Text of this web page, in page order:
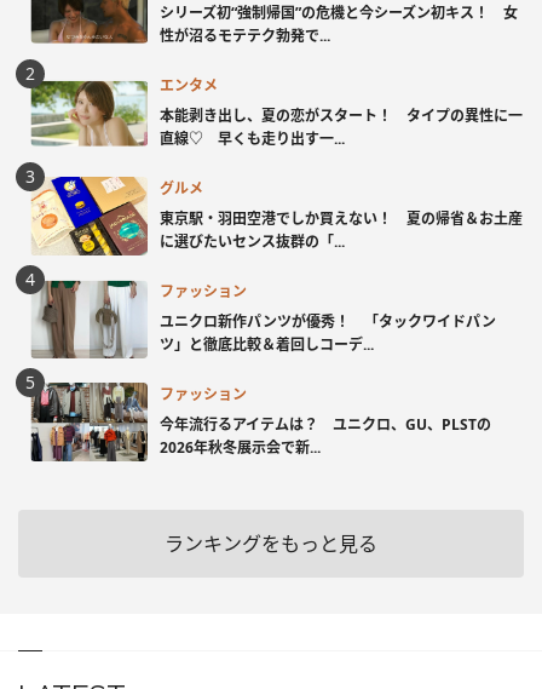
シリーズ初“強制帰国”の危機と今シーズン初キス！ 女
性が沼るモテテク勃発で...
エンタメ
本能剥き出し、夏の恋がスタート！ タイプの異性に一
直線♡ 早くも走り出す一...
グルメ
東京駅・羽田空港でしか買えない！ 夏の帰省＆お土産
に選びたいセンス抜群の「...
ファッション
ユニクロ新作パンツが優秀！ 「タックワイドパン
ツ」と徹底比較＆着回しコーデ...
ファッション
今年流行るアイテムは？ ユニクロ、GU、PLSTの
2026年秋冬展示会で新...
ランキングをもっと見る